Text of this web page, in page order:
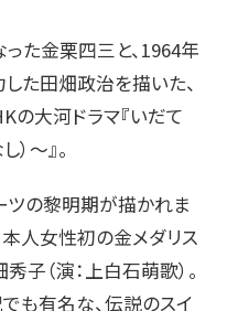
た金栗四三と、1964年
た田畑政治を描いた、
大河ドラマ『いだて
～』。
の黎明期が描かれま
本人女性初の金メダリス
子（演：上白石萌歌）。
も有名な、伝説のスイ